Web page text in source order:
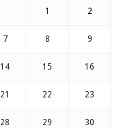
1 2
7 8 9
14 15 16
21 22 23
28 29 30